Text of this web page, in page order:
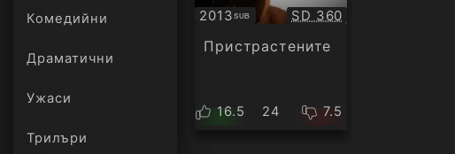
Комедийни
Драматични
Ужаси
Трилъри
онлайн
2013SUB
Субтитри Качество:
SD 360
Пристрастените
16.5 24 7.5